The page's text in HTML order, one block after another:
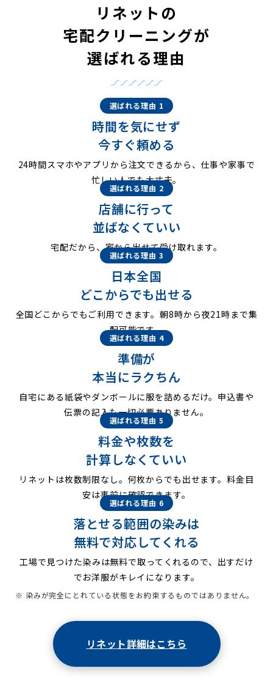
リネットの
宅配クリーニングが
選ばれる理由
選ばれる理由 1
時間を気にせず
今すぐ頼める
24時間スマホやアプリから注文できるから、仕事や家事で
忙しい人でも大丈夫。
選ばれる理由 2
店舗に行って
並ばなくていい
宅配だから、家から出せて受け取れます。
選ばれる理由 3
日本全国
どこからでも出せる
全国どこからでもご利用できます。朝8時から夜21時まで集
配可能です。
選ばれる理由 4
準備が
本当にラクちん
自宅にある紙袋やダンボールに服を詰めるだけ。申込書や
伝票の記入も一切必要ありません。
選ばれる理由 5
料金や枚数を
計算しなくていい
リネットは枚数制限なし。何枚からでも出せます。料金目
安は事前に確認できます。
選ばれる理由 6
落とせる範囲の染みは
無料で対応してくれる
工場で見つけた染みは無料で取ってくれるので、出すだけ
でお洋服がキレイになります。
※ 染みが完全にとれている状態をお約束するものではありません。
リネット詳細はこちら